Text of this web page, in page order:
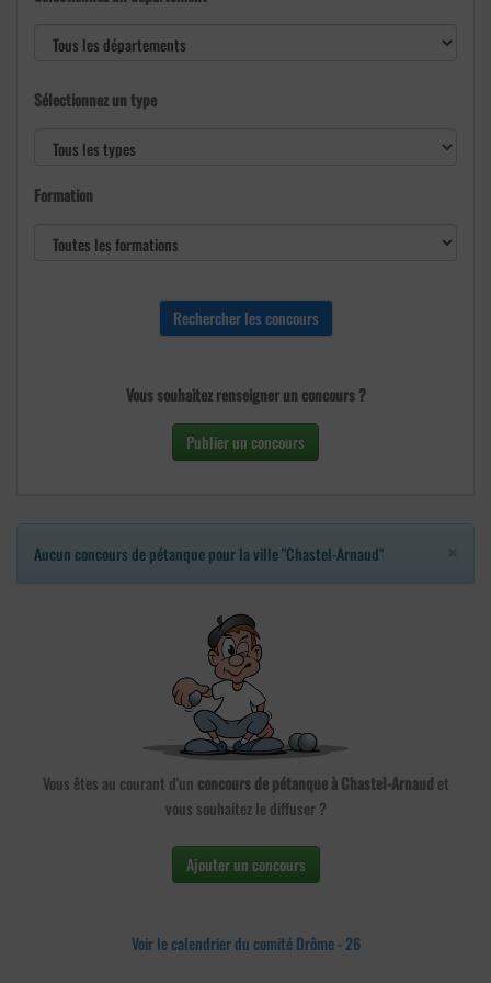
Sélectionnez un type
Formation
Vous souhaitez renseigner un concours ?
Publier un concours
Aucun concours de pétanque pour la ville "Chastel-Arnaud"
Vous êtes au courant d'un concours de pétanque à Chastel-Arnaud et
vous souhaitez le diffuser ?
Ajouter un concours
Voir le calendrier du comité Drôme - 26